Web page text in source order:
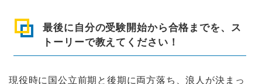
最後に自分の受験開始から合格までを、ス
トーリーで教えてください！
現役時に国公立前期と後期に両方落ち、浪人が決まっ